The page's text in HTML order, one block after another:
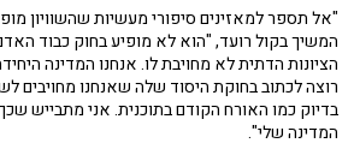
"אל תספר למאזינים סיפורי מעשיות שהשוויון
המשיך בקול רועד, "הוא לא מופיע בחוק כבוד
הציונות הדתית לא מחויבת לו. אנחנו המדינה
רוצה לכתוב בחוקת היסוד שלה שאנחנו מחויבים
בדיוק כמו האורח הקודם בתוכנית. אני מתבייש
המדינה שלי".